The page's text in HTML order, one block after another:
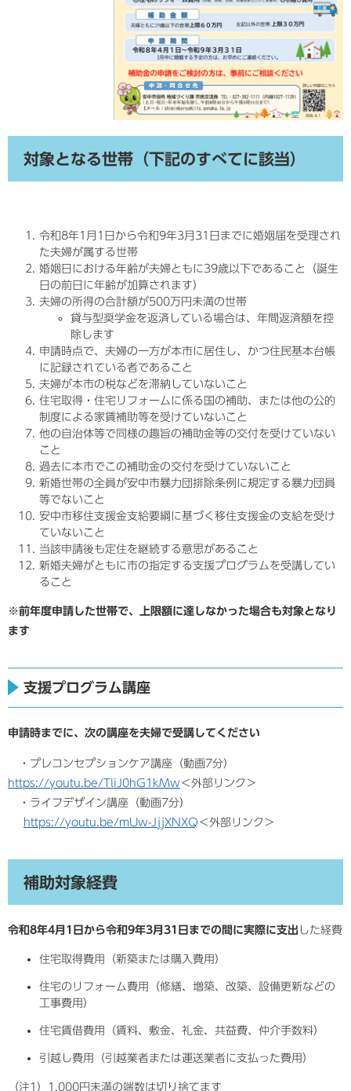
対象となる世帯（下記のすべてに該当）
令和8年1月1日から令和9年3月31日までに婚姻届を受理され
た夫婦が属する世帯
婚姻日における年齢が夫婦ともに39歳以下であること（誕生
日の前日に年齢が加算されます）
夫婦の所得の合計額が500万円未満の世帯
貸与型奨学金を返済している場合は、年間返済額を控
除します
申請時点で、夫婦の一方が本市に居住し、かつ住民基本台帳
に記録されている者であること
夫婦が本市の税などを滞納していないこと
住宅取得・住宅リフォームに係る国の補助、または他の公的
制度による家賃補助等を受けていないこと
他の自治体等で同様の趣旨の補助金等の交付を受けていない
こと
過去に本市でこの補助金の交付を受けていないこと
新婚世帯の全員が安中市暴力団排除条例に規定する暴力団員
等でないこと
安中市移住支援金支給要綱に基づく移住支援金の支給を受け
ていないこと
当該申請後も定住を継続する意思があること
新婚夫婦がともに市の指定する支援プログラムを受講してい
ること
※前年度申請した世帯で、上限額に達しなかった場合も対象となり
ます
支援プログラム講座
申請時までに、次の講座を夫婦で受講してください
・プレコンセプションケア講座（動画7分）
https://youtu.be/TliJ0hG1kMw ＜外部リンク＞
・ライフデザイン講座（動画7分）
https://youtu.be/mUw-JjjXNXQ ＜外部リンク＞
補助対象経費
令和8年4月1日から令和9年3月31日までの間に実際に支出 した経費
住宅取得費用（新築または購入費用）
住宅のリフォーム費用（修繕、増築、改築、設備更新などの
工事費用）
住宅賃借費用（賃料、敷金、礼金、共益費、仲介手数料）
引越し費用（引越業者または運送業者に支払った費用）
（注1）1,000円未満の端数は切り捨てます